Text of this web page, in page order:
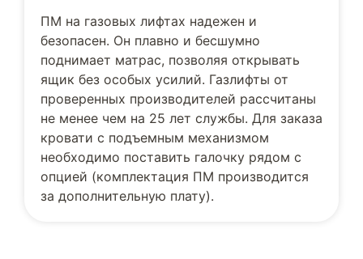
ПМ на газовых лифтах надежен и
безопасен. Он плавно и бесшумно
поднимает матрас, позволяя открывать
ящик без особых усилий. Газлифты от
проверенных производителей рассчитаны
не менее чем на 25 лет службы. Для заказа
кровати с подъемным механизмом
необходимо поставить галочку рядом с
опцией (комплектация ПМ производится
за дополнительную плату).